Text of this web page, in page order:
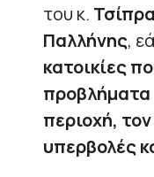
του κ.
Παλλήνης,
κατοικίες
προβλήματα
περιοχή,
υπερβολές